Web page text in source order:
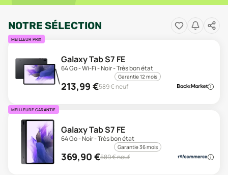
NOTRE SÉLECTION
MEILLEUR PRIX
Galaxy Tab S7 FE
64 Go - Wi-Fi - Noir - Très bon état
Garantie 12 mois
213,99 €589€ neuf
MEILLEURE GARANTIE
Galaxy Tab S7 FE
64 Go - Noir - Très bon état
Garantie 36 mois
369,90 €589€ neuf